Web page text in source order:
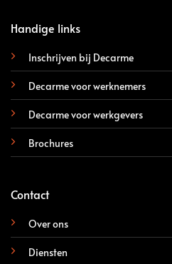
Handige links
Inschrijven bij Decarme
Decarme voor werknemers
Decarme voor werkgevers
Brochures
Contact
Over ons
Diensten